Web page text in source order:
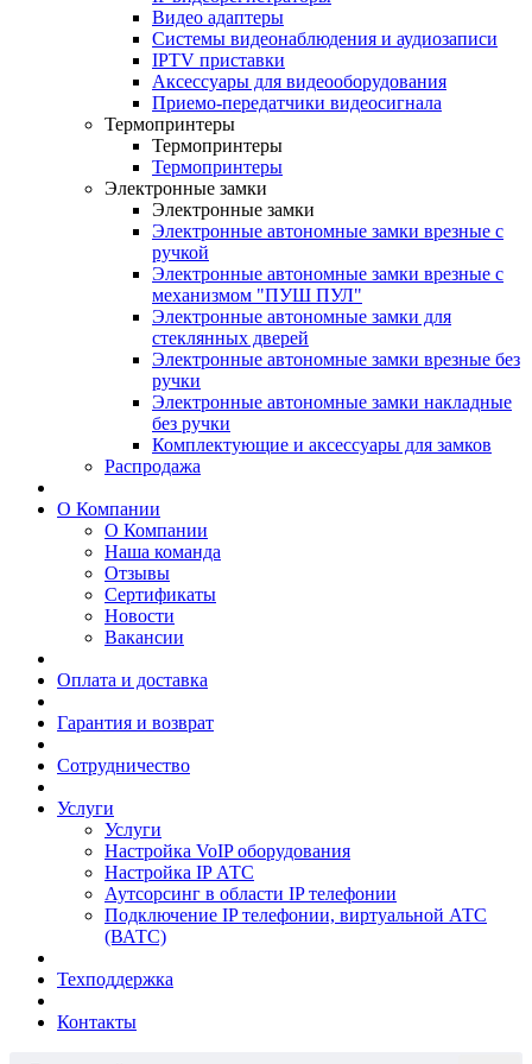
Видео адаптеры
Системы видеонаблюдения и аудиозаписи
IPTV приставки
Аксессуары для видеооборудования
Приемо-передатчики видеосигнала
Термопринтеры
Термопринтеры
Термопринтеры
Электронные замки
Электронные замки
Электронные автономные замки врезные с
ручкой
Электронные автономные замки врезные с
механизмом "ПУШ ПУЛ"
Электронные автономные замки для
стеклянных дверей
Электронные автономные замки врезные без
ручки
Электронные автономные замки накладные
без ручки
Комплектующие и аксессуары для замков
Распродажа
О Компании
О Компании
Наша команда
Отзывы
Сертификаты
Новости
Вакансии
Оплата и доставка
Гарантия и возврат
Сотрудничество
Услуги
Услуги
Настройка VoIP оборудования
Настройка IP АТС
Аутсорсинг в области IP телефонии
Подключение IP телефонии, виртуальной АТС
(ВАТС)
Техподдержка
Контакты